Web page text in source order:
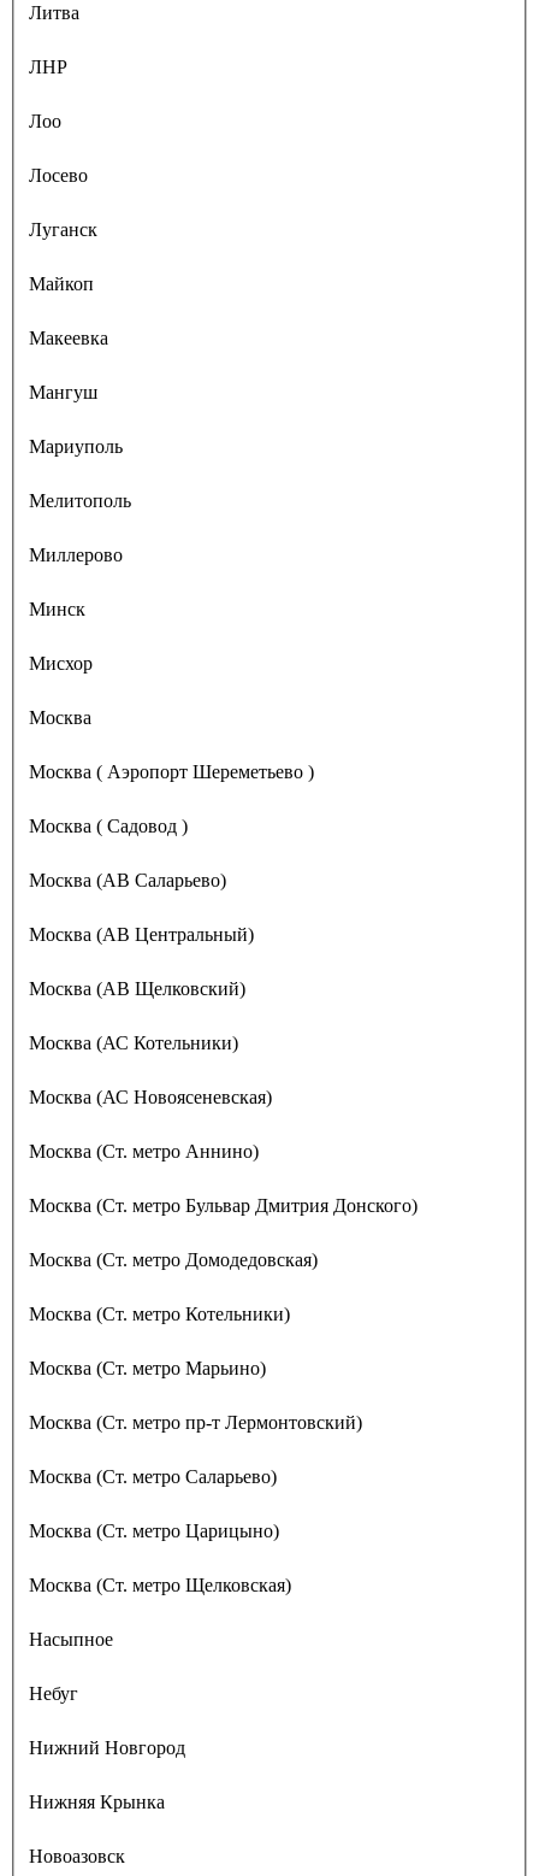
Литва
ЛНР
Лоо
Лосево
Луганск
Майкоп
Макеевка
Мангуш
Мариуполь
Мелитополь
Миллерово
Минск
Мисхор
Москва
Москва ( Аэропорт Шереметьево )
Москва ( Садовод )
Москва (АВ Саларьево)
Москва (АВ Центральный)
Москва (АВ Щелковский)
Москва (АС Котельники)
Москва (АС Новоясеневская)
Москва (Ст. метро Аннино)
Москва (Ст. метро Бульвар Дмитрия Донского)
Москва (Ст. метро Домодедовская)
Москва (Ст. метро Котельники)
Москва (Ст. метро Марьино)
Москва (Ст. метро пр-т Лермонтовский)
Москва (Ст. метро Саларьево)
Москва (Ст. метро Царицыно)
Москва (Ст. метро Щелковская)
Насыпное
Небуг
Нижний Новгород
Нижняя Крынка
Новоазовск